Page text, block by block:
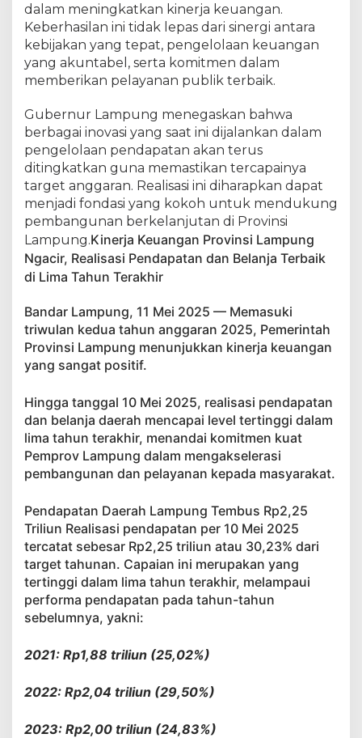
dalam meningkatkan kinerja keuangan.
Keberhasilan ini tidak lepas dari sinergi antara
kebijakan yang tepat, pengelolaan keuangan
yang akuntabel, serta komitmen dalam
memberikan pelayanan publik terbaik.
Gubernur Lampung menegaskan bahwa
berbagai inovasi yang saat ini dijalankan dalam
pengelolaan pendapatan akan terus
ditingkatkan guna memastikan tercapainya
target anggaran. Realisasi ini diharapkan dapat
menjadi fondasi yang kokoh untuk mendukung
pembangunan berkelanjutan di Provinsi
Lampung.Kinerja Keuangan Provinsi Lampung
Ngacir, Realisasi Pendapatan dan Belanja Terbaik
di Lima Tahun Terakhir
Bandar Lampung, 11 Mei 2025 — Memasuki
triwulan kedua tahun anggaran 2025, Pemerintah
Provinsi Lampung menunjukkan kinerja keuangan
yang sangat positif.
Hingga tanggal 10 Mei 2025, realisasi pendapatan
dan belanja daerah mencapai level tertinggi dalam
lima tahun terakhir, menandai komitmen kuat
Pemprov Lampung dalam mengakselerasi
pembangunan dan pelayanan kepada masyarakat.
Pendapatan Daerah Lampung Tembus Rp2,25
Triliun Realisasi pendapatan per 10 Mei 2025
tercatat sebesar Rp2,25 triliun atau 30,23% dari
target tahunan. Capaian ini merupakan yang
tertinggi dalam lima tahun terakhir, melampaui
performa pendapatan pada tahun-tahun
sebelumnya, yakni:
2021: Rp1,88 triliun (25,02%)
2022: Rp2,04 triliun (29,50%)
2023: Rp2,00 triliun (24,83%)